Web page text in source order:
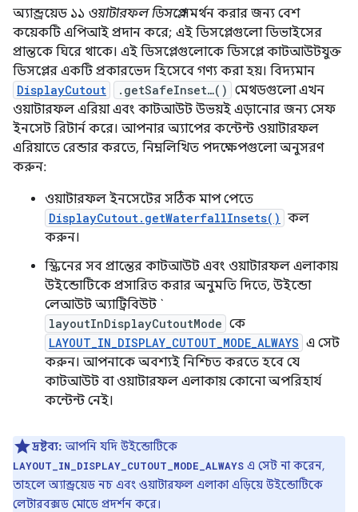
অ্যান্ড্রয়েড ১১ ওয়াটারফল ডিসপ্লেসমর্থন করার জন্য বেশ
কয়েকটি এপিআই প্রদান করে; এই ডিসপ্লেগুলো ডিভাইসের
প্রান্তকে ঘিরে থাকে। এই ডিসপ্লেগুলোকে ডিসপ্লে কাটআউটযুক্ত
ডিসপ্লের একটি প্রকারভেদ হিসেবে গণ্য করা হয়। বিদ্যমান
DisplayCutout .getSafeInset…() মেথডগুলো এখন
ওয়াটারফল এরিয়া এবং কাটআউট উভয়ই এড়ানোর জন্য সেফ
ইনসেট রিটার্ন করে। আপনার অ্যাপের কন্টেন্ট ওয়াটারফল
এরিয়াতে রেন্ডার করতে, নিম্নলিখিত পদক্ষেপগুলো অনুসরণ
করুন:
ওয়াটারফল ইনসেটের সঠিক মাপ পেতে
DisplayCutout.getWaterfallInsets() কল
করুন।
স্ক্রিনের সব প্রান্তের কাটআউট এবং ওয়াটারফল এলাকায়
উইন্ডোটিকে প্রসারিত করার অনুমতি দিতে, উইন্ডো
লেআউট অ্যাট্রিবিউট `
layoutInDisplayCutoutMode কে
LAYOUT_IN_DISPLAY_CUTOUT_MODE_ALWAYS এ সেট
করুন। আপনাকে অবশ্যই নিশ্চিত করতে হবে যে
কাটআউট বা ওয়াটারফল এলাকায় কোনো অপরিহার্য
কন্টেন্ট নেই।
দ্রষ্টব্য: আপনি যদি উইন্ডোটিকে
LAYOUT_IN_DISPLAY_CUTOUT_MODE_ALWAYS এ সেট না করেন,
তাহলে অ্যান্ড্রয়েড নচ এবং ওয়াটারফল এলাকা এড়িয়ে উইন্ডোটিকে
লেটারবক্সড মোডে প্রদর্শন করে।